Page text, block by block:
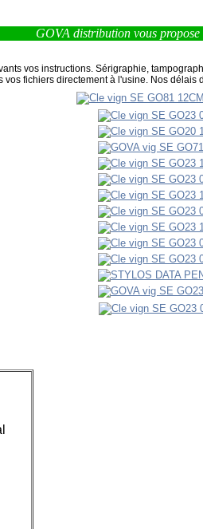
GOVA distribution vous propose ses
vos instructions. Sérigraphie,
fichiers directement à l'usine. Nos délais